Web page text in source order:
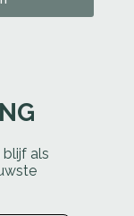
blijf als